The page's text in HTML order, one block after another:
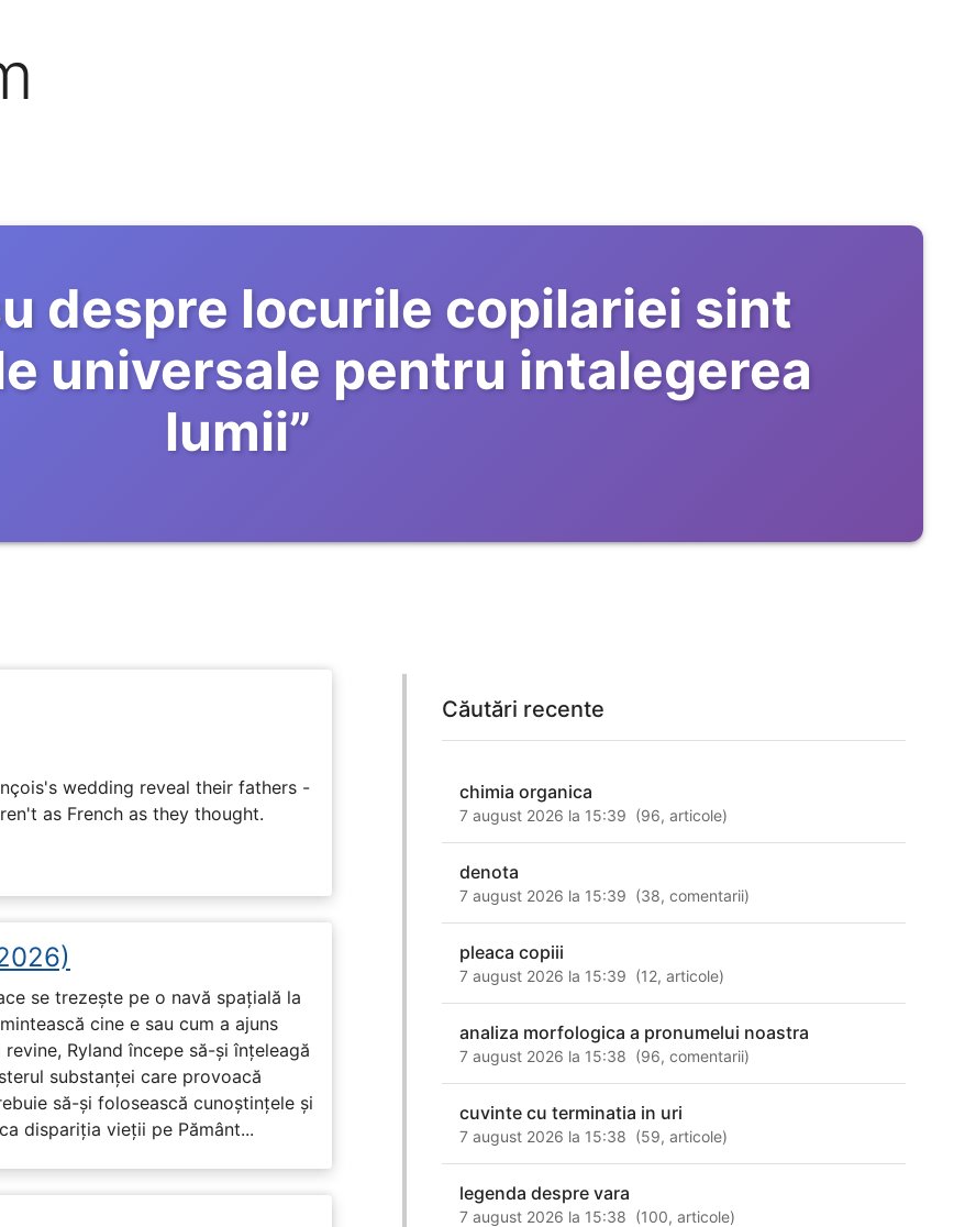
despre locurile copilariei sint
universale pentru intalegerea
lumii”
wedding reveal their fathers -
as French as they thought.
se trezește pe o navă spațială la
cine e sau cum a ajuns
Ryland începe să-și înțeleagă
substanței care provoacă
să-și folosească cunoștințele și
dispariția vieții pe Pământ...
Căutări recente
chimia organica
7 august 2026 la 15:39 (96,articole)
denota
7 august 2026 la 15:39 (38,comentarii)
pleaca copiii
7 august 2026 la 15:39 (12,articole)
analiza morfologica a pronumelui noastra
7 august 2026 la 15:38 (96,comentarii)
cuvinte cu terminatia in uri
7 august 2026 la 15:38 (59,articole)
legenda despre vara
7 august 2026 la 15:38 (100,articole)